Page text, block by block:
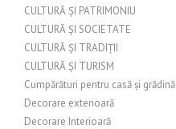
CULTURĂ ȘI PATRIMONIU
CULTURĂ ȘI SOCIETATE
CULTURĂ ȘI TRADIȚII
CULTURĂ ȘI TURISM
Cumpărături pentru casă și grădină
Decorare exterioară
Decorare Interioară